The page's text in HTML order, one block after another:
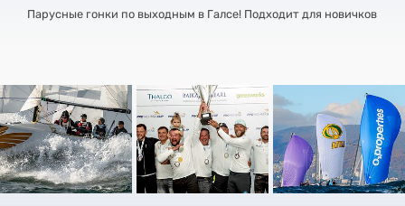
Парусные гонки по выходным в Галсе! Подходит для новичков